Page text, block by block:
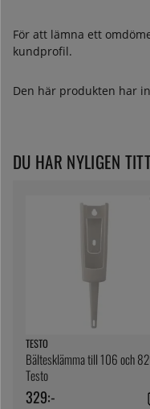
För att lämna ett
kundprofil.
Den här produkten har
DU HAR NYLIGEN
TESTO
Bältesklämma till 106 och
Testo
329:-